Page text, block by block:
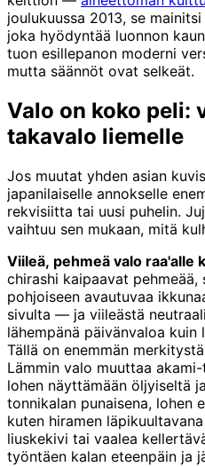
joulukuussa 2013, se
joka hyödyntää luonnon
tuon esillepanon moderni
mutta säännöt ovat selkeät.
Valo on koko peli:
takavalo liemelle
Jos muutat yhden asian
japanilaiselle annokselle
rekvisiitta tai uusi puhelin.
vaihtuu sen mukaan, mitä
Viileä, pehmeä valo raa'alle
chirashi kaipaavat
pohjoiseen avautuvaa
sivulta — ja viileästä
lähempänä päivänvaloa kuin
Tällä on enemmän
Lämmin valo muuttaa
lohen näyttämään öljyiseltä
tonnikalan punaisena, lohen
kuten hiramen
liuskekivi tai vaalea
työntäen kalan eteenpäin ja